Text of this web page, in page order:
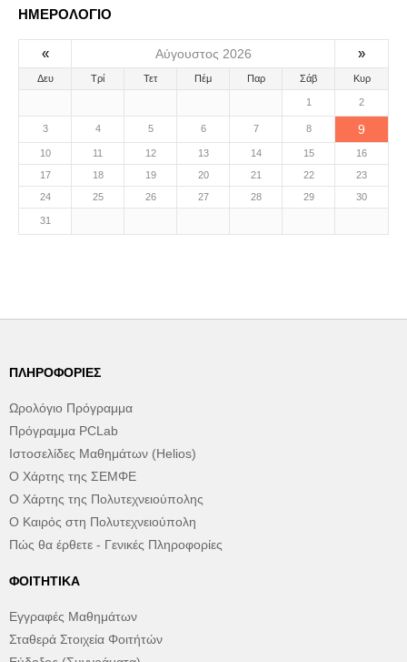
ΗΜΕΡΟΛΟΓΙΟ
« Αύγουστος 2026 »
Δευ Τρί Τετ Πέμ Παρ Σάβ Κυρ
1 2
3 4 5 6 7 8 9
10 11 12 13 14 15
16
17
18 19 20 21 22
23
24
25 26 27 28 29 30
31
ΠΛΗΡΟΦΟΡΊΕΣ
Ωρολόγιο Πρόγραμμα
Πρόγραμμα PCLab
Ιστοσελίδες Μαθημάτων (Helios)
Ο Χάρτης της ΣΕΜΦΕ
Ο Χάρτης της Πολυτεχνειούπολης
Ο Καιρός στη Πολυτεχνειούπολη
Πώς θα έρθετε - Γενικές Πληροφορίες
ΦΟΙΤΗΤΙΚΆ
Εγγραφές Μαθημάτων
Σταθερά Στοιχεία Φοιτήτών